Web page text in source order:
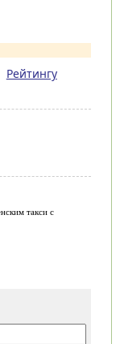
Рейтингу
такси с